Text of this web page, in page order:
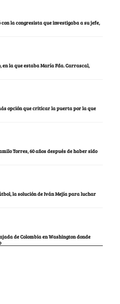
la congresista que investigaba a su jefe,
la que estaba María Fda. Carrascal,
opción que criticar la puerta por la que
Torres, 60 años después de haber sido
la solución de Iván Mejía para luchar
de Colombia en Washington donde